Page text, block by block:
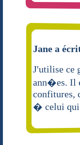
Jane a
J'utilise ce
ann�es. Il
confitures,
� celui